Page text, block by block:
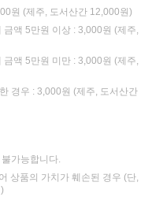
원 (제주, 도서산간 12,000원)
액 5만원 이상 : 3,000원 (제주,
액 5만원 미만 : 3,000원 (제주,
경우 : 3,000원 (제주, 도서산간
가능합니다.
상품의 가치가 훼손된 경우 (단,